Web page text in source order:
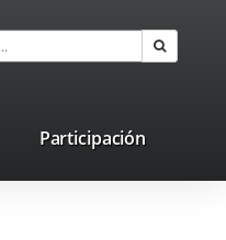
Participación